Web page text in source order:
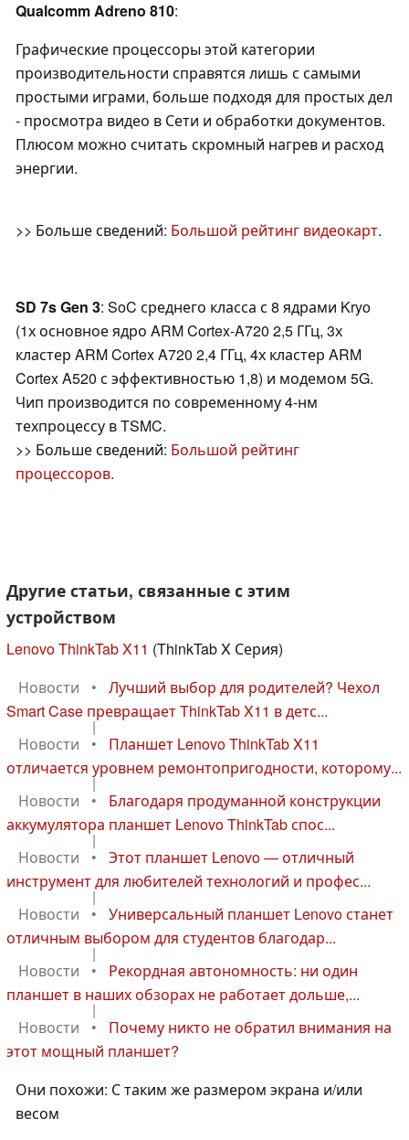
Qualcomm Adreno 810:
Графические процессоры этой категории
производительности справятся лишь с самыми
простыми играми, больше подходя для простых дел
- просмотра видео в Сети и обработки документов.
Плюсом можно считать скромный нагрев и расход
энергии.
>> Больше сведений: Большой рейтинг видеокарт.
SD 7s Gen 3: SoC среднего класса с 8 ядрами Kryo
(1х основное ядро ARM Cortex-A720 2,5 ГГц, 3х
кластер ARM Cortex A720 2,4 ГГц, 4х кластер ARM
Cortex A520 с эффективностью 1,8) и модемом 5G.
Чип производится по современному 4-нм
техпроцессу в TSMC.
>> Больше сведений: Большой рейтинг
процессоров.
Другие статьи, связанные с этим
устройством
Lenovo ThinkTab X11 (ThinkTab X Серия)
Новости
•
Лучший выбор для родителей? Чехол
Smart Case превращает ThinkTab X11 в детс...
|
Новости
•
Планшет Lenovo ThinkTab X11
отличается уровнем ремонтопригодности, которому...
|
Новости
•
Благодаря продуманной конструкции
аккумулятора планшет Lenovo ThinkTab спос...
|
Новости
•
Этот планшет Lenovo — отличный
инструмент для любителей технологий и профес...
|
Новости
•
Универсальный планшет Lenovo станет
отличным выбором для студентов благодар...
|
Новости
•
Рекордная автономность: ни один
планшет в наших обзорах не работает дольше,...
|
Новости
•
Почему никто не обратил внимания на
этот мощный планшет?
Они похожи: С таким же размером экрана и/или
весом